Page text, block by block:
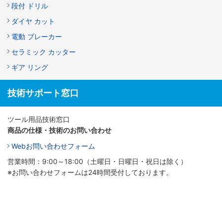
段付 ドリル
ダイヤ カット
電動 ブレーカー
セラミック カッター
ギア リング
技術サポート窓口
ツール用品技術窓口
商品の仕様・技術のお問い合わせ
Webお問い合わせフォーム
営業時間：9:00～18:00（土曜日・日曜日・祝日は除く）
※お問い合わせフォームは24時間受付しております。